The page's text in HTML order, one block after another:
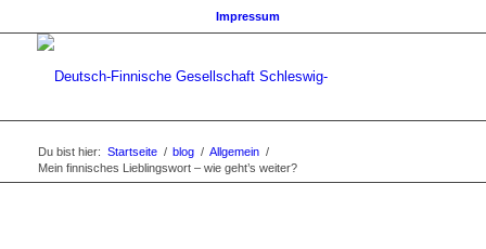
Impressum
Du bist hier: Startseite / blog / Allgemein /
Mein finnisches Lieblingswort – wie geht’s weiter?